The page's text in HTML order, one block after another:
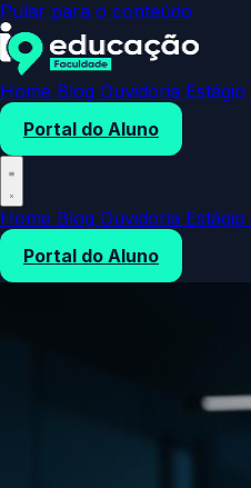
Pular para o conteúdo
Home Blog Ouvidoria Estágio
Portal do Aluno
Home Blog Ouvidoria Estágio
Portal do Aluno